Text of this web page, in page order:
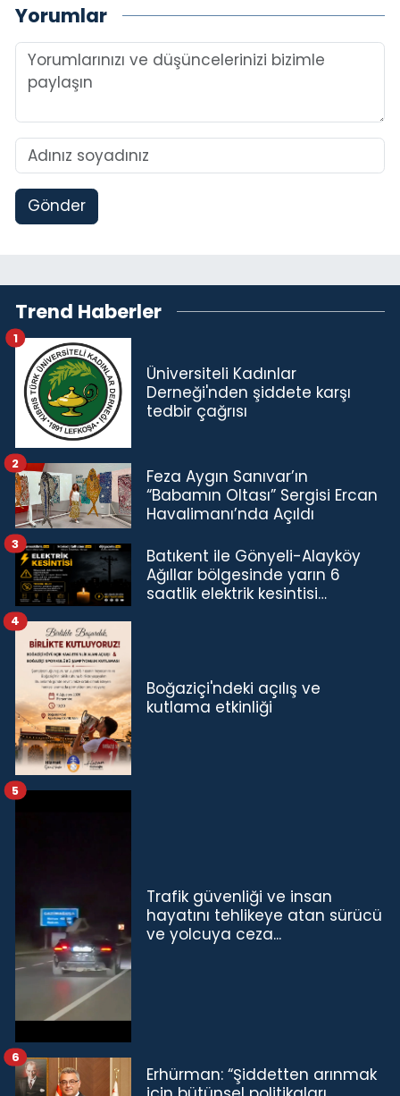
Yorumlar
Gönder
Trend Haberler
Üniversiteli Kadınlar
Derneği'nden şiddete karşı
tedbir çağrısı
1
Feza Aygın Sanıvar’ın
“Babamın Oltası” Sergisi Ercan
Havalimanı’nda Açıldı
2
Batıkent ile Gönyeli-Alayköy
Ağıllar bölgesinde yarın 6
saatlik elektrik kesintisi…
3
Boğaziçi'ndeki açılış ve
kutlama etkinliği
4
Trafik güvenliği ve insan
hayatını tehlikeye atan sürücü
ve yolcuya ceza...
5
Erhürman: “Şiddetten arınmak
6